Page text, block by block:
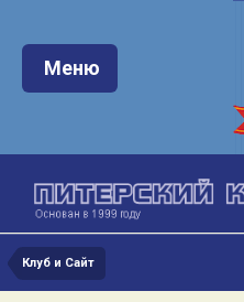
Меню:
Меню
Клуб и Сайт